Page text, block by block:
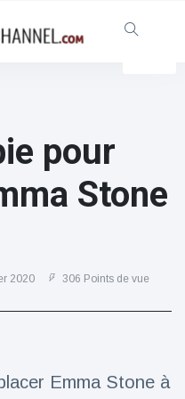
pour
Stone
2020 306 Points de vue
Emma Stone à